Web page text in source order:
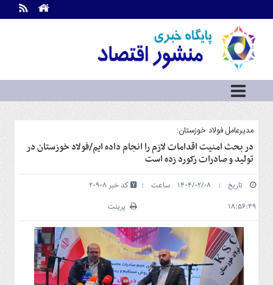
اطلاعات
تماس
ما
درباره
ما
سرویس
ها
خانه
بازار
سرمایه
و
بورس
و
شهری
گاز
مدیرعامل فولاد خوزستان:
در بحث امنیت اقدامات لازم را انجام داده ایم/فولاد خوزستان در
تولید و صادرات رکورد زده است
تاریخ : ۱۴۰۴/۰۲/۰۸ ساعت :
۱۸:۵۶:۴۹
کد خبر 20908
پرینت